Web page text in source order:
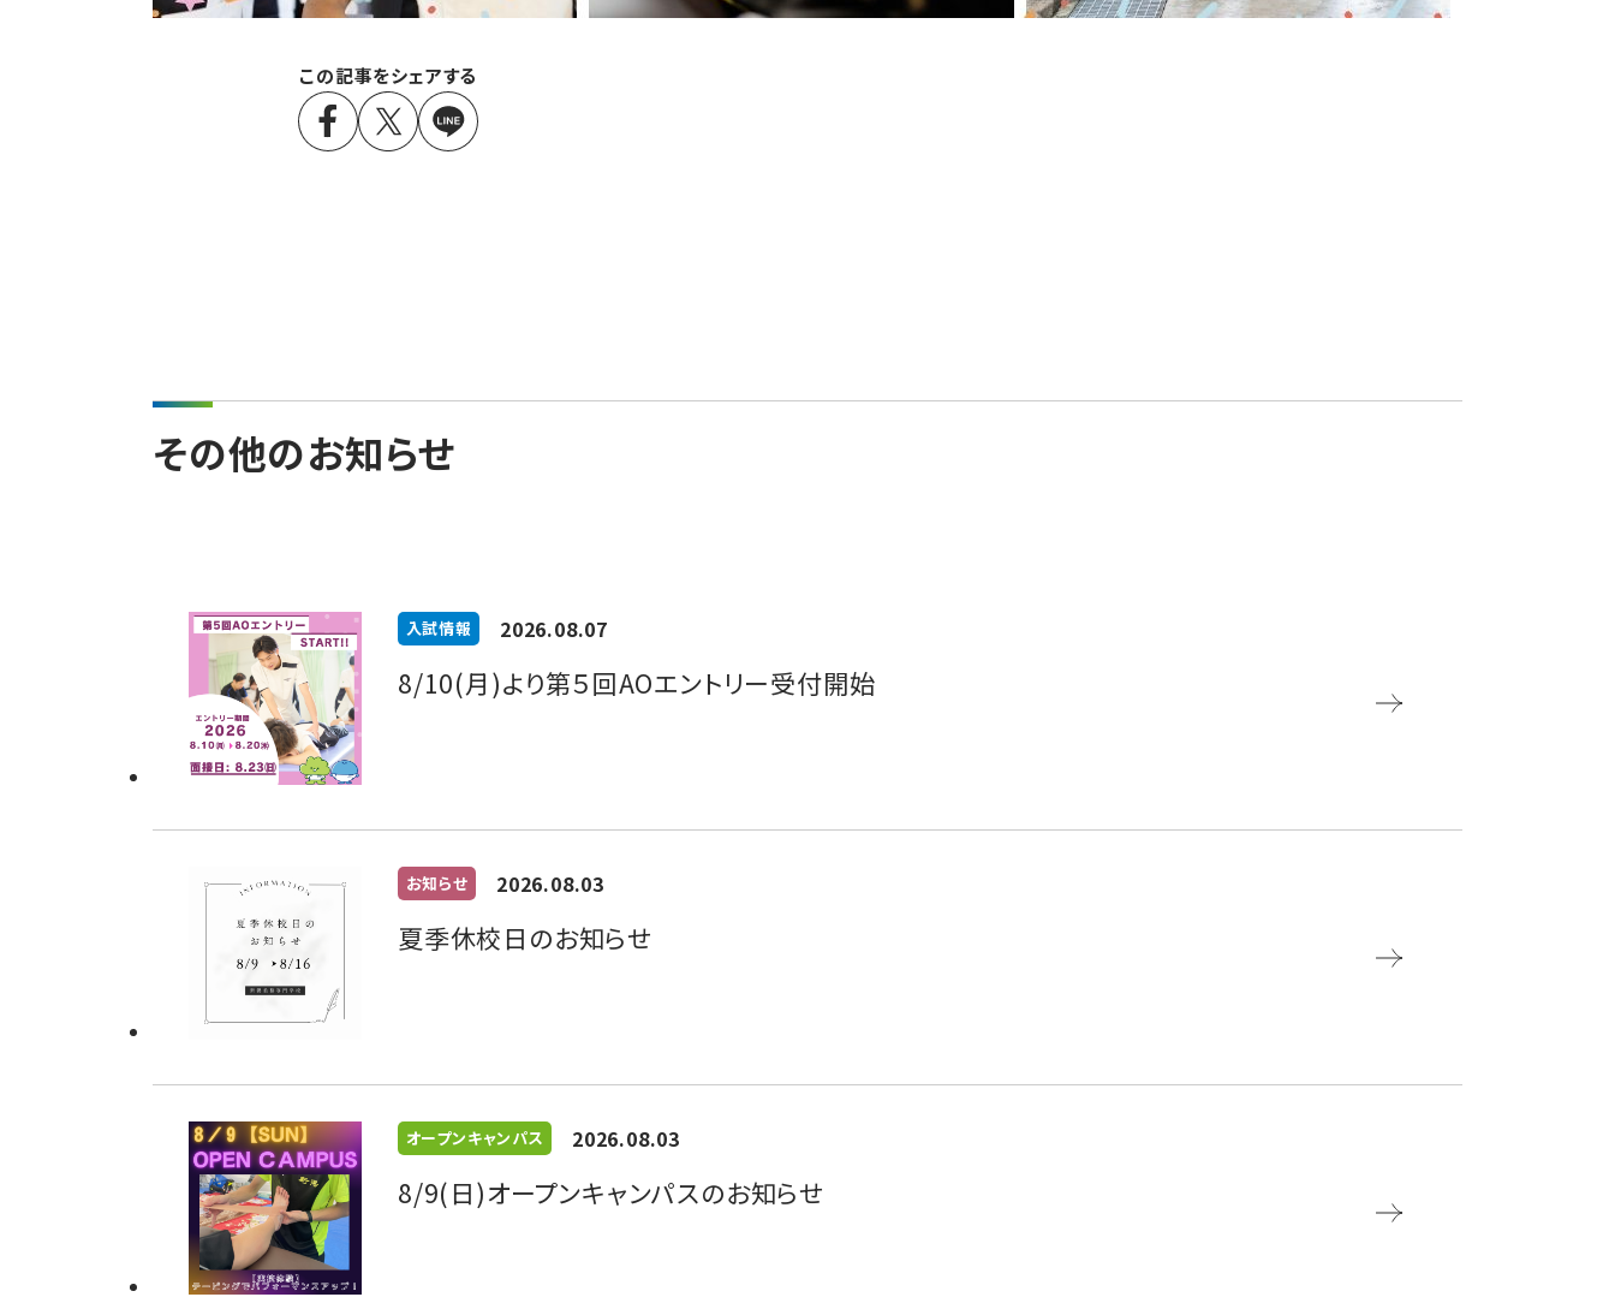
この記事をシェアする
その他のお知らせ
入試情報 2026.08.07
8/10(月)より第５回AOエントリー受付開始
お知らせ 2026.08.03
夏季休校日のお知らせ
オープンキャンパス 2026.08.03
8/9(日)オープンキャンパスのお知らせ